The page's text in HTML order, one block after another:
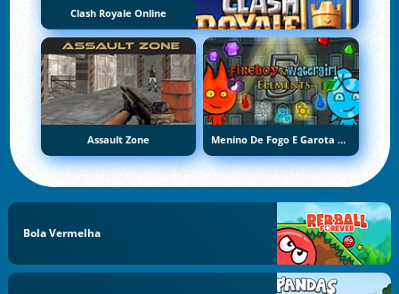
Clash Royale Online
Assault Zone Menino De Fogo E Garota De Água 5: Elementos
Bola Vermelha